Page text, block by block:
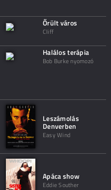
Őrült város
Cliff
Halálos terápia
Bob Burke nyomozó
Leszámolás
Denverben
Easy Wind
Apáca show
Eddie Souther